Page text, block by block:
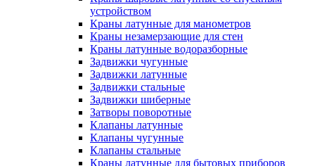
устройством
Краны латунные для манометров
Краны незамерзающие для стен
Краны латунные водоразборные
Задвижки чугунные
Задвижки латунные
Задвижки стальные
Задвижки шиберные
Затворы поворотные
Клапаны латунные
Клапаны чугунные
Клапаны стальные
Краны латунные для бытовых приборов